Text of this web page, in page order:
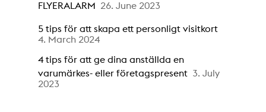
FLYERALARM 26. June 2023
5 tips för att skapa ett personligt visitkort
4. March 2024
4 tips för att ge dina anställda en
varumärkes- eller företagspresent 3. July
2023